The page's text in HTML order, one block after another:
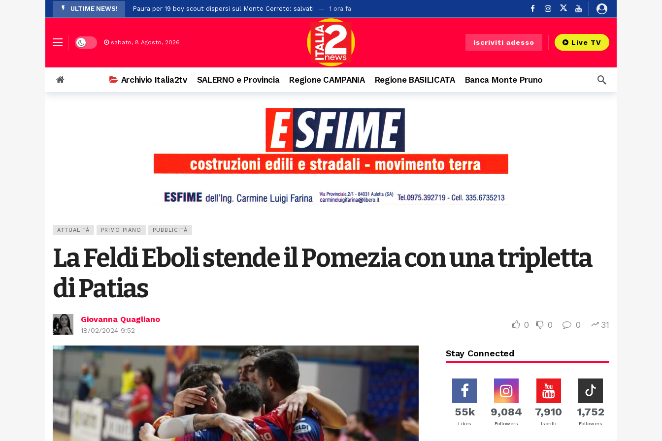
ULTIME NEWS! Paura per 19 boy scout dispersi sul Monte Cerreto: salvati 1 ora fa
A Stio la presentazione de “L’Idioma Perduto” di Mario Infante, sostenuta dalla Banca Monte Pruno
Auto si ribalta a Casalbuono, paura per due giovani 3 ore fa
Violenze e richieste di denaro ai familiari. Arrestato un 31enne ad Agropoli
Il Festival Mogol Battisti conquista Santa Maria di Castellabate: ecco tutti i vincitori
Palazzo D’Aromando a Sant’Arsenio apre alla cultura: accordo con Kinesis per concerti, spettacoli e grandi eventi
Auto in fiamme nei pressi dello svincolo di Polla 20 ore fa
Il maltempo provoca la caduta di alberi sulla “Bussentina”: chiuso temporaneamente un tratto a Buonabitacolo
Dark mode sabato, 8 Agosto, 2026 Iscriviti adesso Live TV
Archivio Italia2tv SALERNO e Provincia Regione CAMPANIA Regione BASILICATA Banca Monte Pruno
ATTUALITÀ PRIMO PIANO PUBBLICITÀ
La Feldi Eboli stende il Pomezia con una tripletta
di Patias
Giovanna Quagliano
18/02/2024 9:52
0 0 0 31
Stay Connected
55k
Likes
9,084
Followers
7,910
Iscritti
1,752
Followers